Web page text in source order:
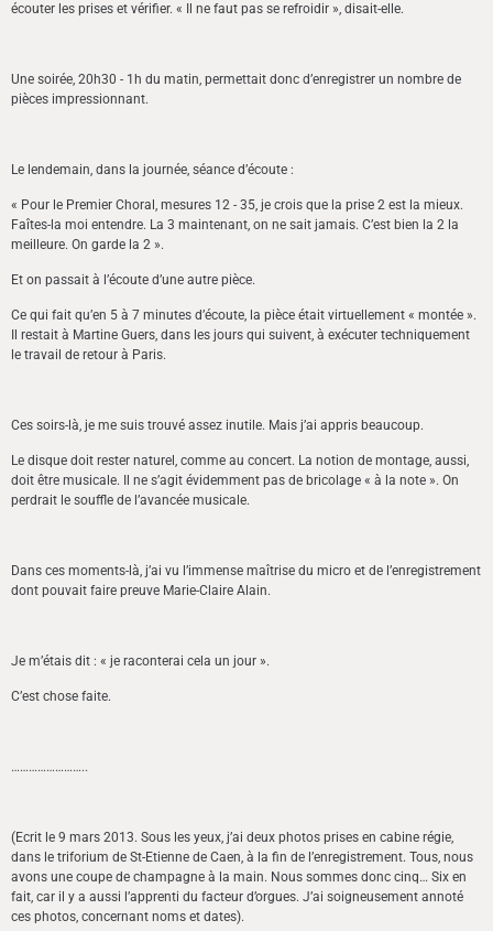
écouter les prises et vérifier. « Il ne faut pas se refroidir », disait-elle.
Une soirée, 20h30 - 1h du matin, permettait donc d’enregistrer un nombre de
pièces impressionnant.
Le lendemain, dans la journée, séance d’écoute :
« Pour le Premier Choral, mesures 12 - 35, je crois que la prise 2 est la mieux.
Faîtes-la moi entendre. La 3 maintenant, on ne sait jamais. C’est bien la 2 la
meilleure. On garde la 2 ».
Et on passait à l’écoute d’une autre pièce.
Ce qui fait qu’en 5 à 7 minutes d’écoute, la pièce était virtuellement « montée ».
Il restait à Martine Guers, dans les jours qui suivent, à exécuter techniquement
le travail de retour à Paris.
Ces soirs-là, je me suis trouvé assez inutile. Mais j’ai appris beaucoup.
Le disque doit rester naturel, comme au concert. La notion de montage, aussi,
doit être musicale. Il ne s’agit évidemment pas de bricolage « à la note ». On
perdrait le souffle de l’avancée musicale.
Dans ces moments-là, j’ai vu l’immense maîtrise du micro et de l’enregistrement
dont pouvait faire preuve Marie-Claire Alain.
Je m’étais dit : « je raconterai cela un jour ».
C’est chose faite.
……………………..
(Ecrit le 9 mars 2013. Sous les yeux, j’ai deux photos prises en cabine régie,
dans le triforium de St-Etienne de Caen, à la fin de l’enregistrement. Tous, nous
avons une coupe de champagne à la main. Nous sommes donc cinq… Six en
fait, car il y a aussi l’apprenti du facteur d’orgues. J’ai soigneusement annoté
ces photos, concernant noms et dates).